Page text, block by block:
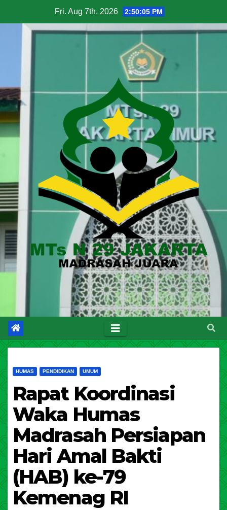
Fri. Aug 7th, 2026 2:50:07 PM
HUMAS PENDIDIKAN UMUM
Rapat Koordinasi
Waka Humas
Madrasah Persiapan
Hari Amal Bakti
(HAB) ke-79
Kemenag RI